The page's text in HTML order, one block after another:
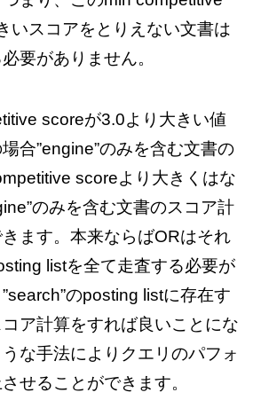
いスコアをとりえない文書は
要がありません。
scoreが3.0より大きい値
合”engine”のみを含む文書の
scoreより大きくはな
のみを含む文書のスコア計
ます。本来ならばORはそれ
listを全て走査する必要が
のposting listに存在す
ア計算をすれば良いことにな
な手法によりクエリのパフォ
せることができます。